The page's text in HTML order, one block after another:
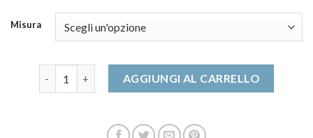
Misura
décolleté nere quantitàAGGIUNGI AL CARRELLO